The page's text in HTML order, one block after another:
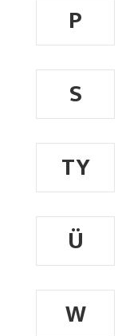
P
S
TY
Ü
W